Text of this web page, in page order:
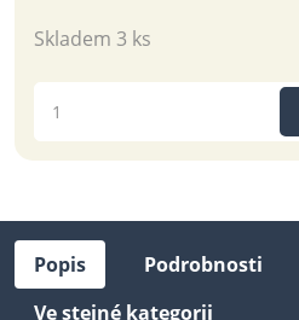
Skladem 3 ks
Popis
Podrobnosti
Ve stejné kategorii